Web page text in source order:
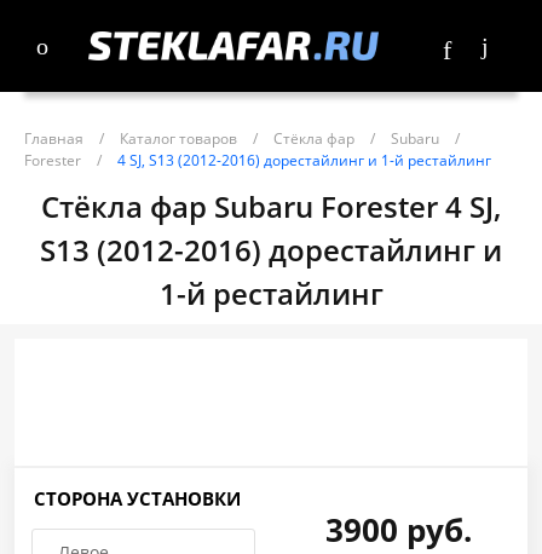
Главная / Каталог товаров / Стёкла фар / Subaru
/
Forester
/ 4 SJ, S13 (2012-2016) дорестайлинг и 1-й рестайлинг
Стёкла фар Subaru Forester 4 SJ,
S13 (2012-2016) дорестайлинг и
1-й рестайлинг
СТОРОНА УСТАНОВКИ
3900 руб.